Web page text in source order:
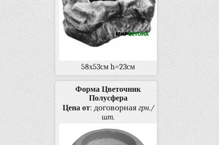
58х53см h=23см
Форма Цветочник
Полусфера
Цена от: договорная грн./
шт.